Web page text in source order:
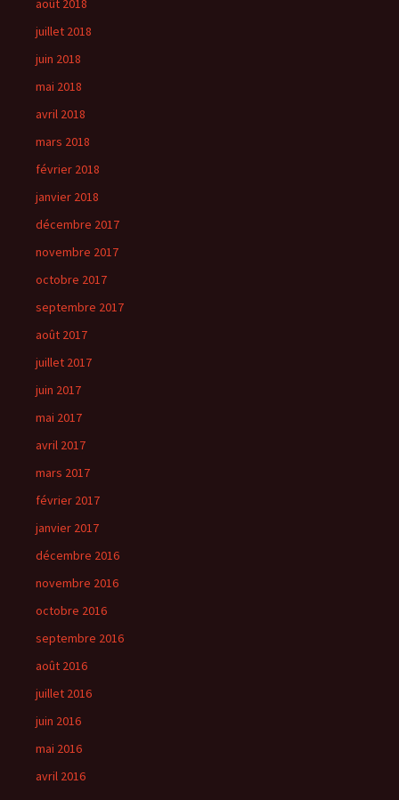
août 2018
juillet 2018
juin 2018
mai 2018
avril 2018
mars 2018
février 2018
janvier 2018
décembre 2017
novembre 2017
octobre 2017
septembre 2017
août 2017
juillet 2017
juin 2017
mai 2017
avril 2017
mars 2017
février 2017
janvier 2017
décembre 2016
novembre 2016
octobre 2016
septembre 2016
août 2016
juillet 2016
juin 2016
mai 2016
avril 2016